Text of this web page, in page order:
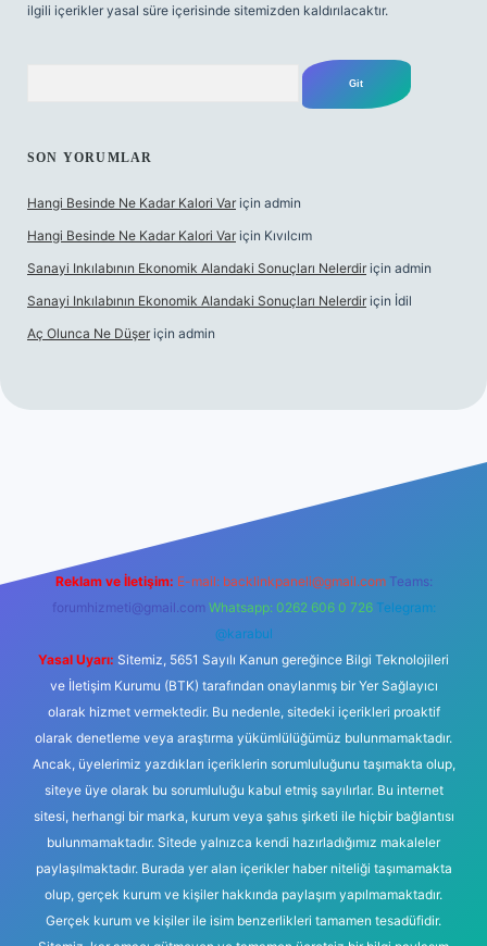
ilgili içerikler yasal süre içerisinde sitemizden kaldırılacaktır.
SON YORUMLAR
Hangi Besinde Ne Kadar Kalori Var için admin
Hangi Besinde Ne Kadar Kalori Var için Kıvılcım
Sanayi Inkılabının Ekonomik Alandaki Sonuçları Nelerdir için admin
Sanayi Inkılabının Ekonomik Alandaki Sonuçları Nelerdir için İdil
Aç Olunca Ne Düşer için admin
Reklam ve İletişim: E-mail: backlinkpaneli@gmail.com Teams:
forumhizmeti@gmail.com Whatsapp: 0262 606 0 726 Telegram:
@karabul
Yasal Uyarı: Sitemiz, 5651 Sayılı Kanun gereğince Bilgi Teknolojileri
ve İletişim Kurumu (BTK) tarafından onaylanmış bir Yer Sağlayıcı
olarak hizmet vermektedir. Bu nedenle, sitedeki içerikleri proaktif
olarak denetleme veya araştırma yükümlülüğümüz bulunmamaktadır.
Ancak, üyelerimiz yazdıkları içeriklerin sorumluluğunu taşımakta olup,
siteye üye olarak bu sorumluluğu kabul etmiş sayılırlar. Bu internet
sitesi, herhangi bir marka, kurum veya şahıs şirketi ile hiçbir bağlantısı
bulunmamaktadır. Sitede yalnızca kendi hazırladığımız makaleler
paylaşılmaktadır. Burada yer alan içerikler haber niteliği taşımamakta
olup, gerçek kurum ve kişiler hakkında paylaşım yapılmamaktadır.
Gerçek kurum ve kişiler ile isim benzerlikleri tamamen tesadüfidir.